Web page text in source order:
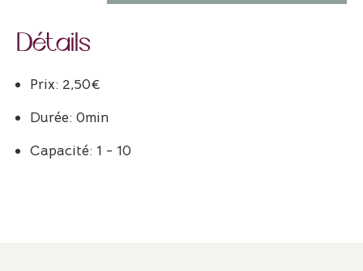
Détails
Prix: 2,50€
Durée: 0min
Capacité: 1 - 10